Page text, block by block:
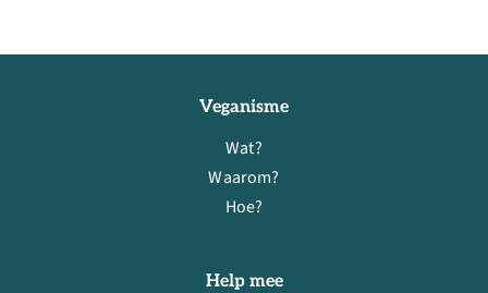
Veganisme
Wat?
Waarom?
Hoe?
Help mee